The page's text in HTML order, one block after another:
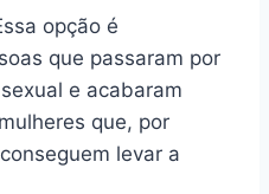
opção é
que passaram por
e acabaram
que, por
levar a